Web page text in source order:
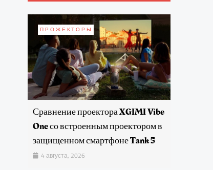
ПРОЖЕКТОРЫ
Сравнение проектора XGIMI Vibe
One со встроенным проектором в
защищенном смартфоне Tank 5
4 августа, 2026